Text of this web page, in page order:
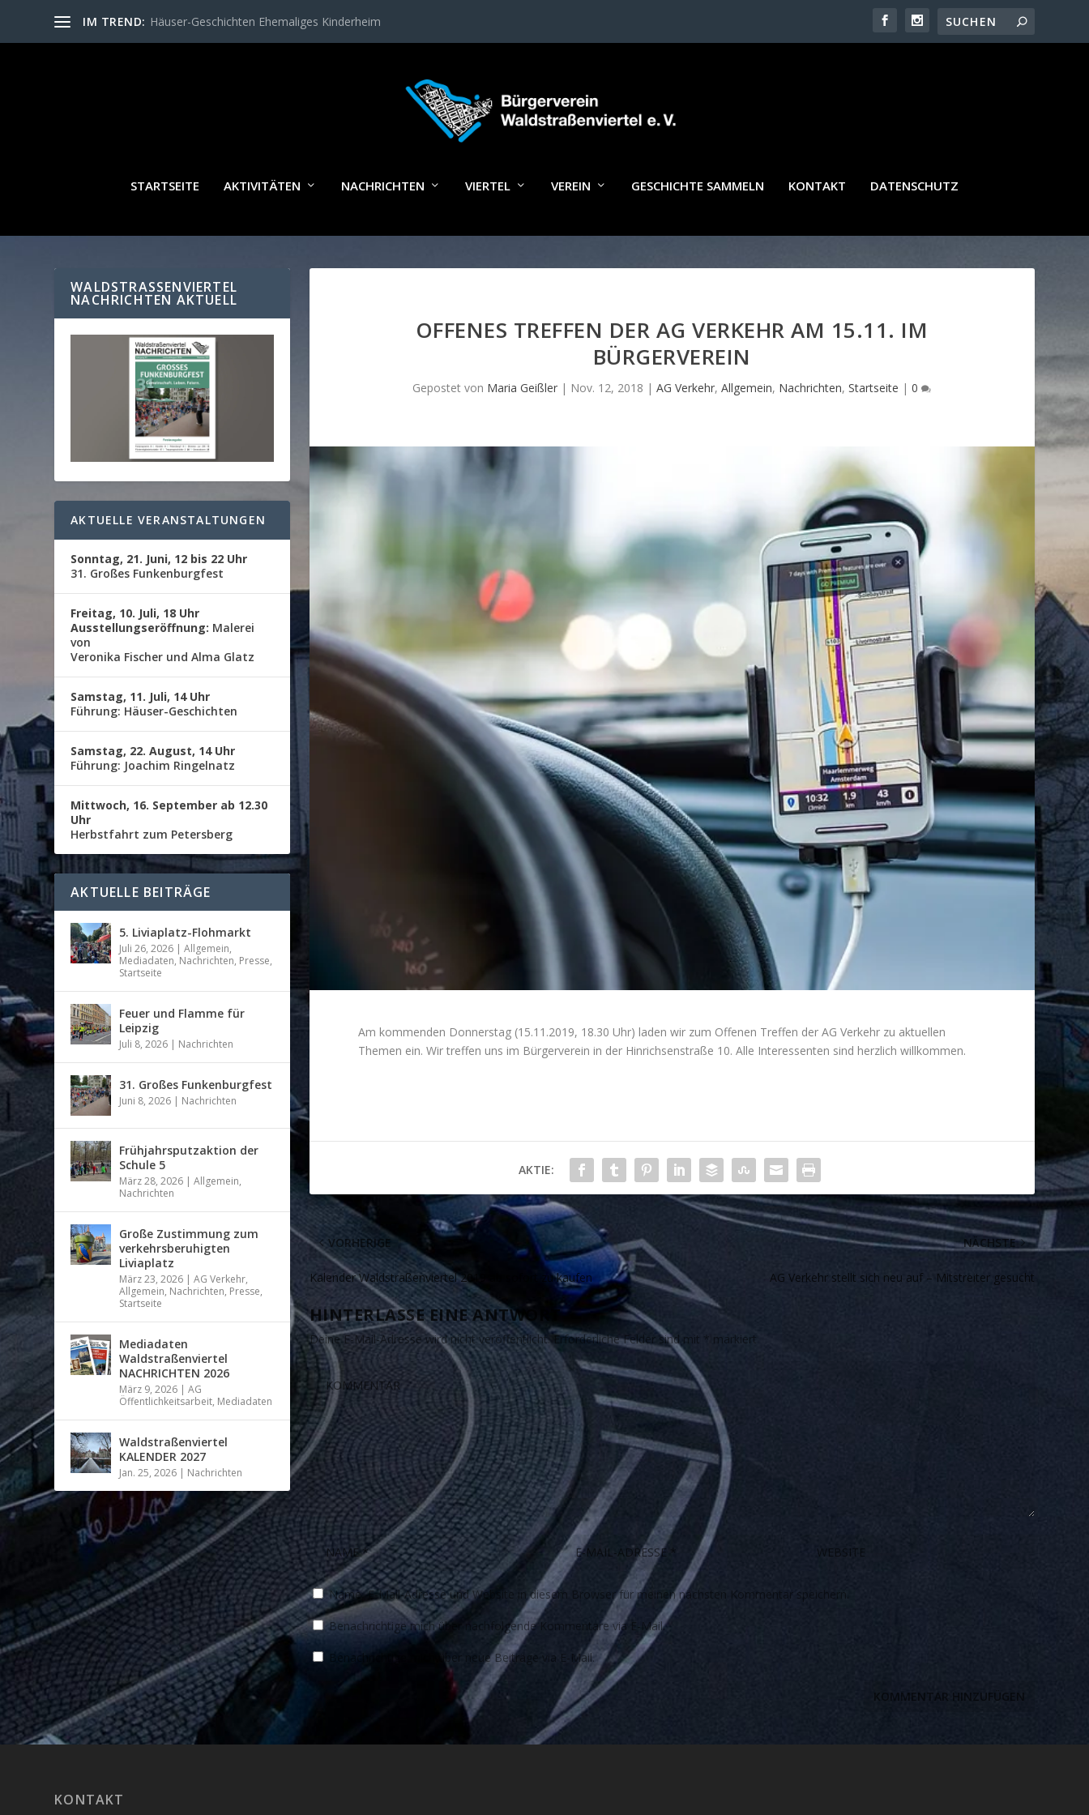
IM TREND: Häuser-Geschichten Ehemaliges Kinderheim
STARTSEITE AKTIVITÄTEN NACHRICHTEN VIERTEL VEREIN GESCHICHTE SAMMELN KONTAKT DATENSCHUTZ
OFFENES TREFFEN DER AG VERKEHR AM 15.11. IM
BÜRGERVEREIN
Gepostet von Maria Geißler | Nov. 12, 2018 |AG Verkehr,Allgemein, Nachrichten,Startseite |0
Am kommenden Donnerstag (15.11.2019, 18.30 Uhr) laden wir zum Offenen Treffen der AG Verkehr zu aktuellen
Themen ein. Wir treffen uns im Bürgerverein in der Hinrichsenstraße 10. Alle Interessenten sind herzlich willkommen.
AKTIE:
VORHERIGE
Kalender Waldstraßenviertel 2019 ab sofort zu kaufen
NÄCHSTE
AG Verkehr stellt sich neu auf – Mitstreiter gesucht
HINTERLASSE EINE ANTWORT
Deine E-Mail-Adresse wird nicht veröffentlicht. Erforderliche Felder sind mit * markiert
Name, E-Mail-Adresse und Website in diesem Browser für meinen nächsten Kommentar speichern.
Benachrichtige mich über nachfolgende Kommentare via E-Mail.
Benachrichtige mich über neue Beiträge via E-Mail.
WALDSTRASSENVIERTEL N
ACHRICHTEN AKTUELL
AKTUELLE VERANSTALTUNGEN
Sonntag, 21. Juni, 12 bis 22 Uhr
31. Großes Funkenburgfest
Freitag, 10. Juli, 18 Uhr
Ausstellungseröffnung: Malerei
von
Veronika Fischer und Alma Glatz
Samstag, 11. Juli, 14 Uhr
Führung: Häuser-Geschichten
Samstag, 22. August, 14 Uhr
Führung: Joachim Ringelnatz
Mittwoch, 16. September ab 12.30
Uhr
Herbstfahrt zum Petersberg
AKTUELLE BEITRÄGE
5. Liviaplatz-Flohmarkt
Juli 26, 2026 |Allgemein,
Mediadaten, Nachrichten, Presse,
Startseite
Feuer und Flamme für
Leipzig
Juli 8, 2026 | Nachrichten
31. Großes Funkenburgfest
Juni 8, 2026 | Nachrichten
Frühjahrsputzaktion der
Schule 5
März 28, 2026 |Allgemein,
Nachrichten
Große Zustimmung zum
verkehrsberuhigten
Liviaplatz
März 23, 2026 |AG Verkehr,
Allgemein, Nachrichten, Presse,
Startseite
Mediadaten
Waldstraßenviertel
NACHRICHTEN 2026
März 9, 2026 |AG
Öffentlichkeitsarbeit, Mediadaten
Waldstraßenviertel
KALENDER 2027
Jan. 25, 2026 | Nachrichten
KONTAKT